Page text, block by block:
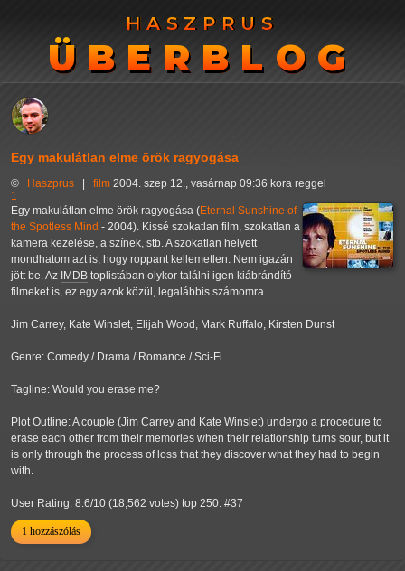
HASZPRUS
ÜBERBLOG
HASZPRUS
ÜBERBLOG
Egy makulátlan elme örök ragyogása
© Haszprus film 2004. szep 12., vasárnap 09:36 kora reggel
1
Egy makulátlan elme örök ragyogása (Eternal Sunshine of
the Spotless Mind - 2004). Kissé szokatlan film, szokatlan a
kamera kezelése, a színek, stb. A szokatlan helyett
mondhatom azt is, hogy roppant kellemetlen. Nem igazán
jött be. Az IMDB toplistában olykor találni igen kiábrándító
filmeket is, ez egy azok közül, legalábbis számomra.
Jim Carrey, Kate Winslet, Elijah Wood, Mark Ruffalo, Kirsten Dunst
Genre: Comedy / Drama / Romance / Sci-Fi
Tagline: Would you erase me?
Plot Outline: A couple (Jim Carrey and Kate Winslet) undergo a procedure to
erase each other from their memories when their relationship turns sour, but it
is only through the process of loss that they discover what they had to begin
with.
User Rating: 8.6/10 (18,562 votes) top 250: #37
1 hozzászólás